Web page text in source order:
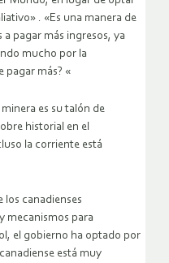
. «Es una manera de
a pagar más ingresos, ya
mucho por la
pagar más? «
es su talón de
historial en el
la corriente está
los canadienses
mecanismos para
el gobierno ha optado por
está muy